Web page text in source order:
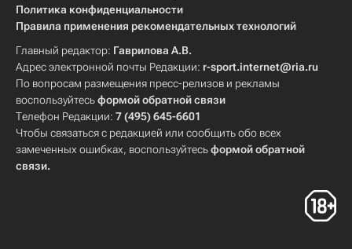
Политика конфиденциальности
Правила применения рекомендательных технологий
Главный редактор: Гаврилова А.В.
Адрес электронной почты Редакции: r-sport.internet@ria.ru
По вопросам размещения пресс-релизов и рекламы
воспользуйтесьформой обратной связи
Телефон Редакции: 7 (495) 645-6601
Чтобы связаться с редакцией или сообщить обо всех
замеченных ошибках, воспользуйтесьформой обратной
связи.